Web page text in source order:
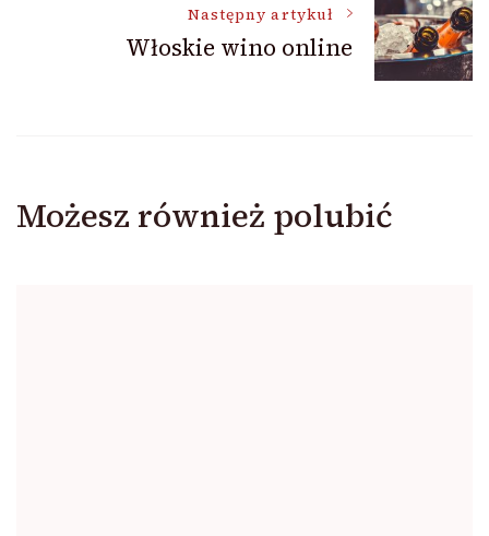
Następny artykuł
Włoskie wino online
Możesz również polubić